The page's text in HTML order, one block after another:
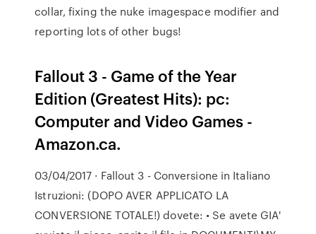
collar, fixing the nuke imagespace modifier and
reporting lots of other bugs!
Fallout 3 - Game of the Year
Edition (Greatest Hits): pc:
Computer and Video Games -
Amazon.ca.
03/04/2017 · Fallout 3 - Conversione in Italiano
Istruzioni: (DOPO AVER APPLICATO LA
CONVERSIONE TOTALE!) dovete: • Se avete GIA'